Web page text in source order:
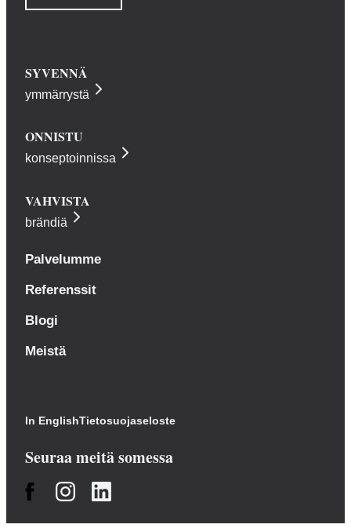
SYVENNÄ
ymmärrystä
ONNISTU
konseptoinnissa
VAHVISTA
brändiä
Palvelumme
Referenssit
Blogi
Meistä
In EnglishTietosuojaseloste
Seuraa meitä somessa
FacebookInstagramLinkedIn